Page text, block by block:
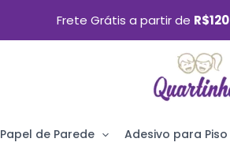
Frete Grátis a partir de R$120
Papel de Parede Adesivo para Piso